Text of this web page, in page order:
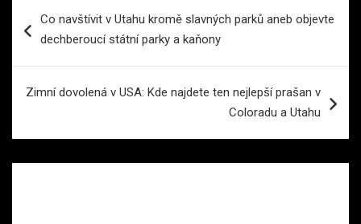
proCo navštívit v Utahu kromě slavných parků aneb objevte
dechberoucí státní parky a kaňony
Zimní dovolená v USA: Kde najdete ten nejlepší prašan v
Coloradu a Utahu